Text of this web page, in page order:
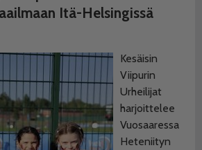
Itä-Helsingissä
Kesäisin
Viipurin
Urheilijat
harjoittelee
Vuosaaressa
Heteniityn